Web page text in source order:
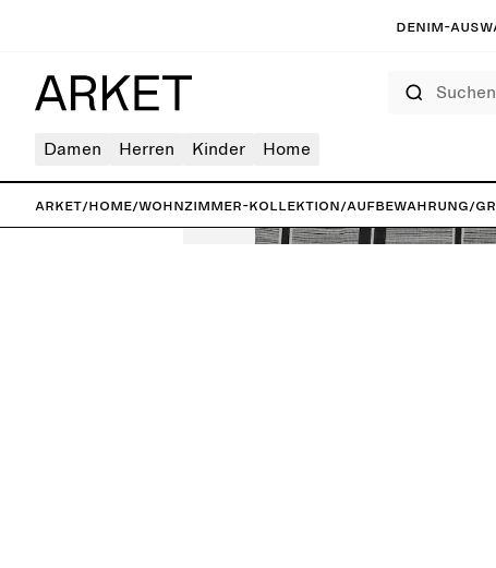
Denim-
Damen Herren Kinder Home
ARKET/Home/Wohnzimmer-Kollektion/Aufbewahrung/